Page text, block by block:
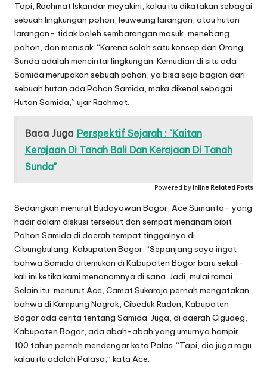
Tapi, Rachmat Iskandar meyakini, kalau itu dikatakan sebagai
sebuah lingkungan pohon, leuweung larangan, atau hutan
larangan– tidak boleh sembarangan masuk, menebang
pohon, dan merusak. “Karena salah satu konsep dari Orang
Sunda adalah mencintai lingkungan. Kemudian di situ ada
Samida merupakan sebuah pohon, ya bisa saja bagian dari
sebuah hutan ada Pohon Samida, maka dikenal sebagai
Hutan Samida,” ujar Rachmat.
Baca Juga Perspektif Sejarah : "Kaitan
Kerajaan Di Tanah Bali Dan Kerajaan Di Tanah
Sunda"
Powered by Inline Related Posts
Sedangkan menurut Budayawan Bogor, Ace Sumanta– yang
hadir dalam diskusi tersebut dan sempat menanam bibit
Pohon Samida di daerah tempat tinggalnya di
Cibungbulang, Kabupaten Bogor, “Sepanjang saya ingat
bahwa Samida ditemukan di Kabupaten Bogor baru sekali-
kali ini ketika kami menanamnya di sana. Jadi, mulai ramai.”
Selain itu, menurut Ace, Camat Sukaraja pernah mengatakan
bahwa di Kampung Nagrak, Cibeduk Raden, Kabupaten
Bogor ada cerita tentang Samida. Juga, di daerah Cigudeg,
Kabupaten Bogor, ada abah-abah yang umurnya hampir
100 tahun pernah mendengar kata Palas. “Tapi, dia juga ragu
kalau itu adalah Palasa,” kata Ace.